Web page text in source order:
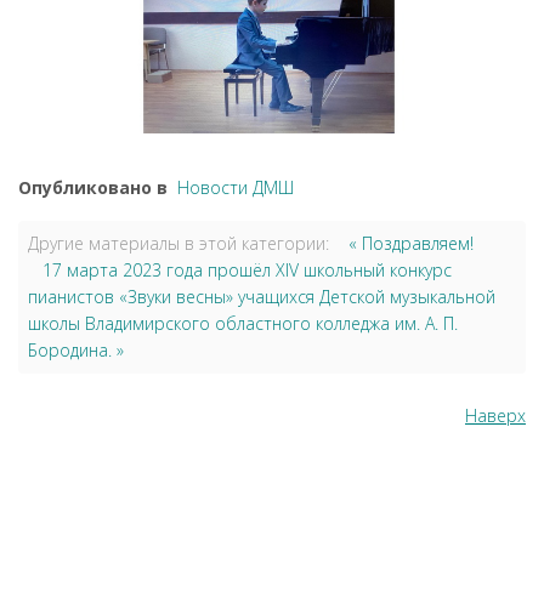
Опубликовано в Новости ДМШ
Другие материалы в этой категории:
« Поздравляем!
17 марта 2023 года прошёл XIV школьный конкурс
пианистов «Звуки весны» учащихся Детской музыкальной
школы Владимирского областного колледжа им. А. П.
Бородина. »
Наверх